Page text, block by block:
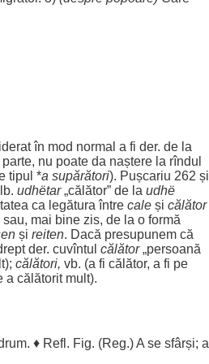
în mod normal a fi der. de la
parte, nu poate da naștere la rîndul
tipul *a supărători). Pușcariu 262 și
. udhëtar„călător” de la udhë
ca legătura între cale și călător
sau, mai bine zis, de la o formă
și reiten. Dacă presupunem că
der. cuvîntul călător„persoană
); călători, vb. (a fi călător, a fi pe
a călătorit mult).
. ♦ Refl. Fig. (Reg.) A se sfârși; a